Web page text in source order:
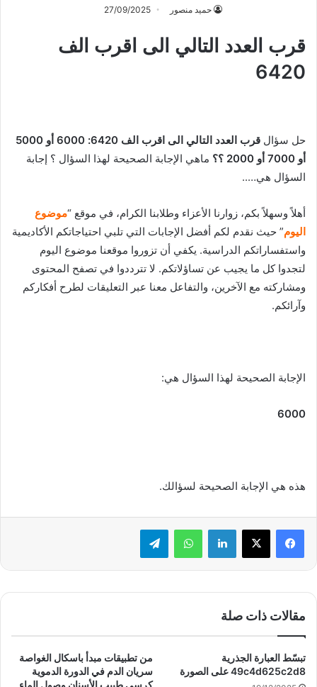
حميد منصور 27/09/2025
قرب العدد التالي الى اقرب الف
6420
حل سؤال
قرب العدد التالي الى اقرب الف 6420: 6000 أو 5000
أو 7000 أو 2000 ؟؟
ماهي الإجابة الصحيحة لهذا السؤال ؟ إجابة
السؤال هي…..
أهلاً وسهلاً بكم، زوارنا الأعزاء وطلابنا الكرام، في موقع “موضوع
اليوم” حيث نقدم لكم أفضل الإجابات التي تلبي احتياجاتكم الأكاديمية
واستفساراتكم الدراسية. يكفي أن تزوروا موقعنا موضوع اليوم
لتجدوا كل ما يجيب عن تساؤلاتكم. لا تترددوا في تصفح المحتوى
ومشاركته مع الآخرين، والتفاعل معنا عبر التعليقات لطرح أفكاركم
وآرائكم.
الإجابة الصحيحة لهذا السؤال هي:
6000
هذه هي الإجابة الصحيحة لسؤالك.
لينكدإن واتساب تيلقرام
مقالات ذات صلة
تبسّط العبارة الجذرية
49c4d625c2d8 على الصورة
من تطبيقات مبدأ باسكال الغواصة
سريان الدم في الدورة الدموية
كرسي طبيب الأسنان وصول الماء